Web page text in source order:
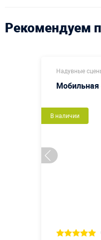
Рекомендуем
Надувные
Мобильная
В наличии